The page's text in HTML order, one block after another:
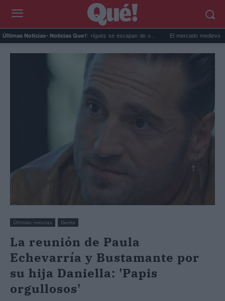
Últimas Noticias- Noticias Que!:
Cucurella y Claudia Rodríguez se escapan de v... El mercado medieval de
Últimas noticias Gente
La reunión de Paula
Echevarría y Bustamante por
su hija Daniella: 'Papis
orgullosos'